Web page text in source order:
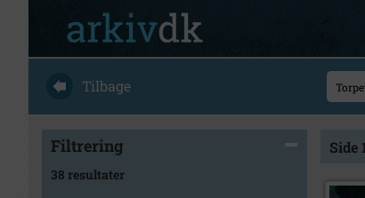
Tilbage
Filtrering
38 resultater
Side